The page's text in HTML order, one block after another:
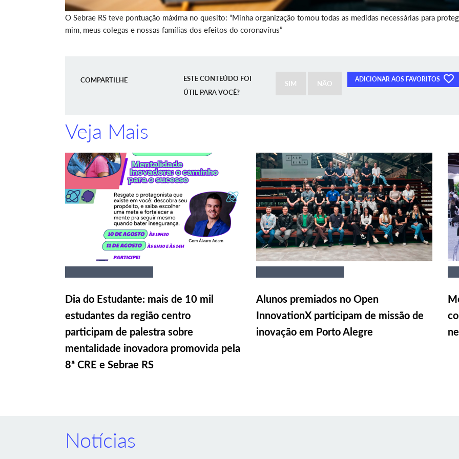
O Sebrae RS teve pontuação máxima no quesito: “Minha organização tomou todas as medidas necessárias para
mim, meus colegas e nossas famílias dos efeitos do coronavírus”
COMPARTILHE ADICIONAR AOS FAVORITOS
ESTE CONTEÚDO FOI
ÚTIL PARA VOCÊ?
SIM NÃO
Veja Mais
Dia do Estudante: mais de 10 mil
estudantes da região centro
participam de palestra sobre
mentalidade inovadora promovida pela
8ª CRE e Sebrae RS
Alunos premiados no Open
InnovationX participam de missão de
inovação em Porto Alegre
Notícias